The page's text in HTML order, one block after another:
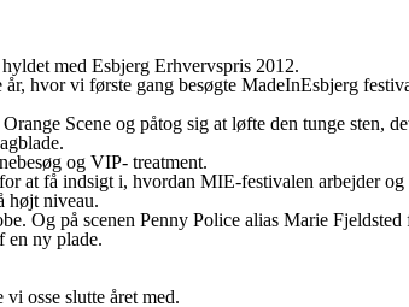
med Esbjerg Erhvervspris 2012.
år, hvor vi første gang besøgte MadeInEsbjerg
Scene og påtog sig at løfte den tunge sten,
og VIP- treatment.
at få indsigt i, hvordan MIE-festivalen arbejder
højt niveau.
Og på scenen Penny Police alias Marie
en ny plade.
osse slutte året med.